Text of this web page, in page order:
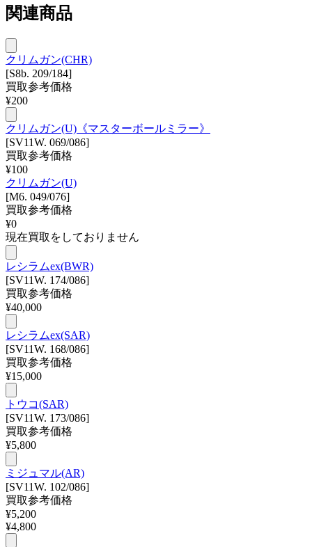
関連商品
クリムガン(CHR)
[S8b. 209/184]
買取参考価格
¥200
クリムガン(U)《マスターボールミラー》
[SV11W. 069/086]
買取参考価格
¥100
クリムガン(U)
[M6. 049/076]
買取参考価格
¥0
現在買取をしておりません
レシラムex(BWR)
[SV11W. 174/086]
買取参考価格
¥40,000
レシラムex(SAR)
[SV11W. 168/086]
買取参考価格
¥15,000
トウコ(SAR)
[SV11W. 173/086]
買取参考価格
¥5,800
ミジュマル(AR)
[SV11W. 102/086]
買取参考価格
¥5,200
¥4,800